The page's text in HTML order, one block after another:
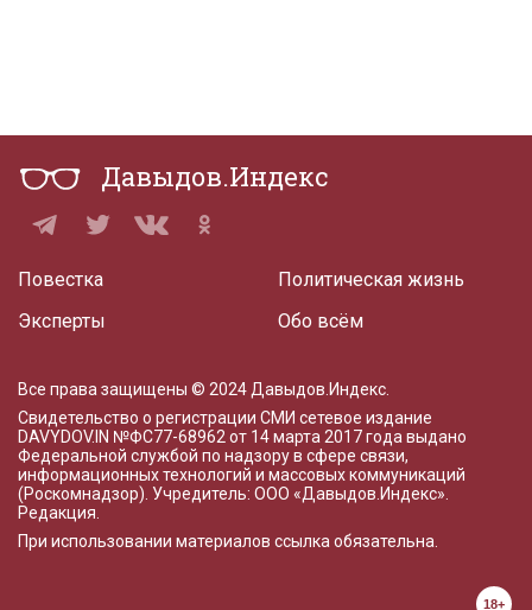
Давыдов.Индекс
Повестка
Эксперты
Политическая жизнь
Обо всём
Все права защищены © 2024 Давыдов.Индекс.
Свидетельство о регистрации СМИ сетевое издание
DAVYDOV.IN №ФС77-68962 от 14 марта 2017 года выдано
Федеральной службой по надзору в сфере связи,
информационных технологий и массовых коммуникаций
(Роскомнадзор). Учредитель: ООО «Давыдов.Индекс».
Редакция
При использовании материалов ссылка обязательна.
18+